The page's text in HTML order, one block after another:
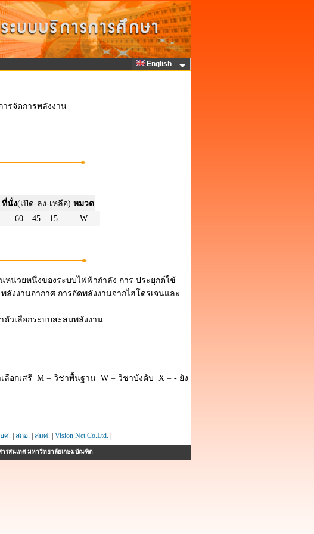
English
รจัดการพลังงาน
ที่นั่ง(เปิด-ลง-เหลือ) หมวด
60 45 15
W
น่วยหนึ่งของระบบไฟฟ้ากําลัง การ ประยุกต์ใช้
งงานอากาศ การอัดพลังงานจากไฮโดรเจนและ
ตัวเลือกระบบสะสมพลังงาน
ลือกเสรี M = วิชาพื้นฐาน W = วิชาบังคับ X = - ยัง
ศ. สกอ. สมศ. Vision Net Co.Ltd.
ารสนเทศ มหาวิทยาลัยเกษมบัณฑิต